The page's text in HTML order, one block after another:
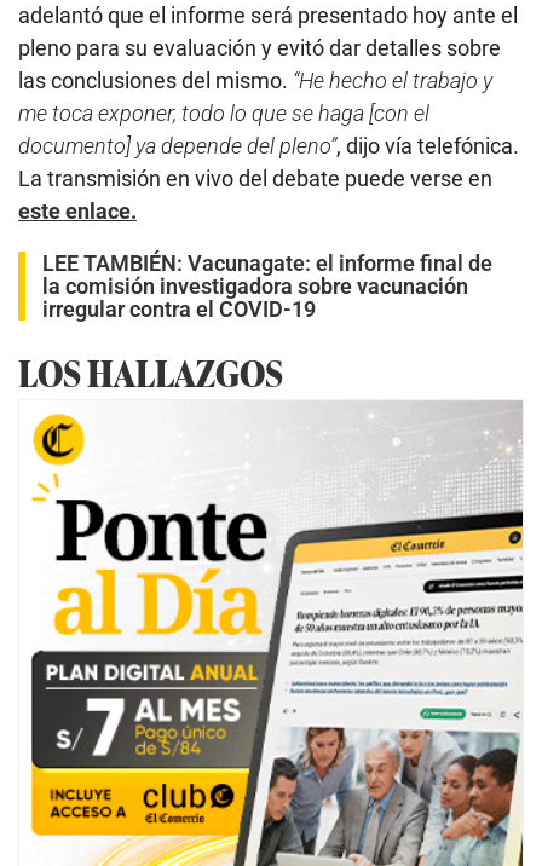
adelantó que el informe será presentado hoy ante el
pleno para su evaluación y evitó dar detalles sobre
las conclusiones del mismo. “He hecho el trabajo y
me toca exponer, todo lo que se haga [con el
documento] ya depende del pleno”, dijo vía telefónica.
La transmisión en vivo del debate puede verse en
este enlace.
LEE TAMBIÉN: Vacunagate: el informe final de
la comisión investigadora sobre vacunación
irregular contra el COVID-19
LOS HALLAZGOS